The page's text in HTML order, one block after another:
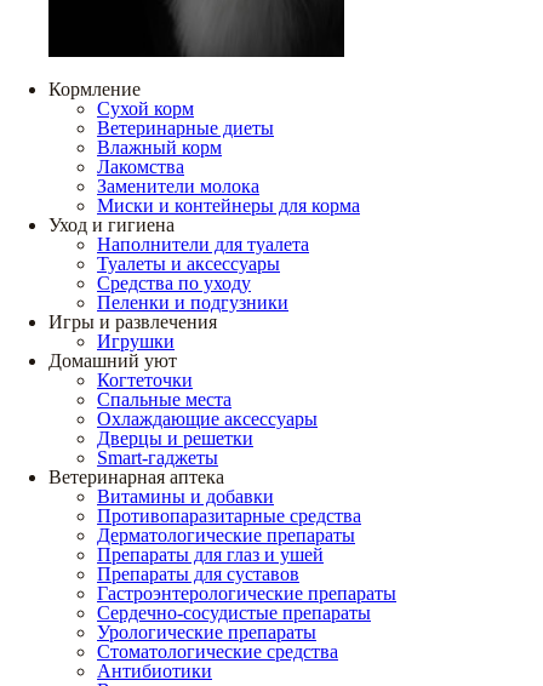
Кормление
Сухой корм
Ветеринарные диеты
Влажный корм
Лакомства
Заменители молока
Миски и контейнеры для корма
Уход и гигиена
Наполнители для туалета
Туалеты и аксессуары
Средства по уходу
Пеленки и подгузники
Игры и развлечения
Игрушки
Домашний уют
Когтеточки
Спальные места
Охлаждающие аксессуары
Дверцы и решетки
Smart-гаджеты
Ветеринарная аптека
Витамины и добавки
Противопаразитарные средства
Дерматологические препараты
Препараты для глаз и ушей
Препараты для суставов
Гастроэнтерологические препараты
Сердечно-сосудистые препараты
Урологические препараты
Стоматологические средства
Антибиотики